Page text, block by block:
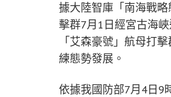
據大陸智庫「南海戰
擊群7月1日經宮古海
「艾森豪號」航母打
練態勢發展。
依據我國防部7月4日9